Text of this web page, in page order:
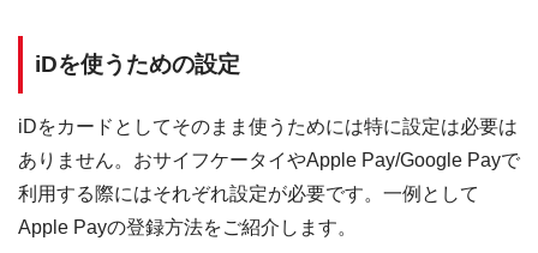
iDを使うための設定
iDをカードとしてそのまま使うためには特に設定は必要は
ありません。おサイフケータイやApple Pay/Google Payで
利用する際にはそれぞれ設定が必要です。一例として
Apple Payの登録方法をご紹介します。